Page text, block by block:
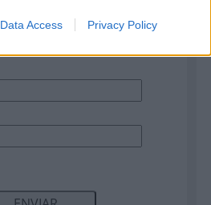
Data Access Privacy Policy